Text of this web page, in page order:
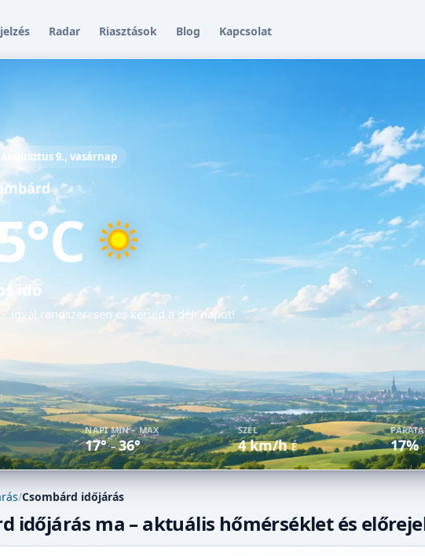
Radar Riasztások Blog Kapcsolat
augusztus 9., vasárnap
idő
– igyál rendszeresen és kerüld a déli napot!
NAPI MIN – MAX
17° –36°
SZÉL
4 km/hÉ 17%
/Csombárd időjárás
időjárás ma – aktuális hőmérséklet és